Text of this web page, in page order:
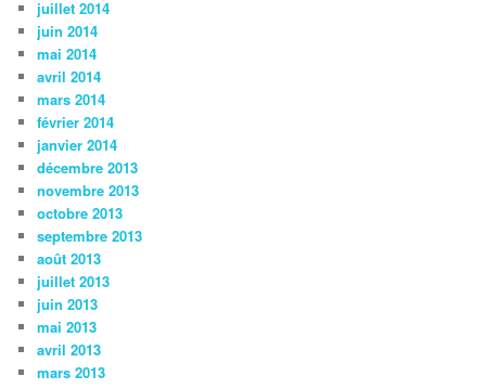
juillet 2014
juin 2014
mai 2014
avril 2014
mars 2014
février 2014
janvier 2014
décembre 2013
novembre 2013
octobre 2013
septembre 2013
août 2013
juillet 2013
juin 2013
mai 2013
avril 2013
mars 2013